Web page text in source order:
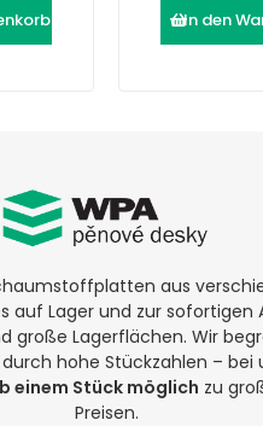
In den
aus
auf Lager und zur sofortigen
große Lagerflächen. Wir
hohe Stückzahlen – bei
einem Stück möglich zu
Preisen.